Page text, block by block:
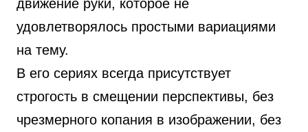
движение руки, которое не
удовлетворялось простыми вариациями
на тему.
В его сериях всегда присутствует
строгость в смещении перспективы, без
чрезмерного копания в изображении, без